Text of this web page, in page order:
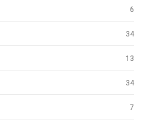
6
34
13
34
7